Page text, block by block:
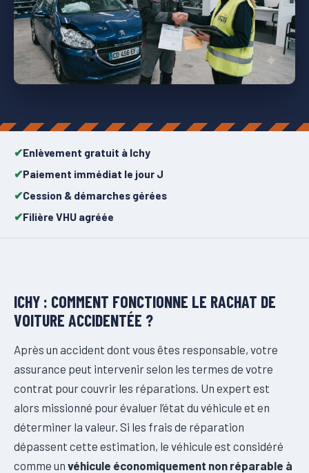
Enlèvement gratuit à Ichy
Paiement immédiat le jour J
Cession & démarches gérées
Filière VHU agréée
ICHY : COMMENT FONCTIONNE LE RACHAT DE
VOITURE ACCIDENTÉE ?
Après un accident dont vous êtes responsable, votre
assurance peut intervenir selon les termes de votre
contrat pour couvrir les réparations. Un expert est
alors missionné pour évaluer l’état du véhicule et en
déterminer la valeur. Si les frais de réparation
dépassent cette estimation, le véhicule est considéré
comme un véhicule économiquement non réparable à